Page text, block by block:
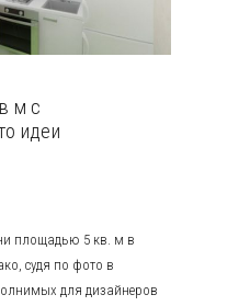
м с
идеи
площадью 5 кв. м в
судя по фото в
для дизайнеров